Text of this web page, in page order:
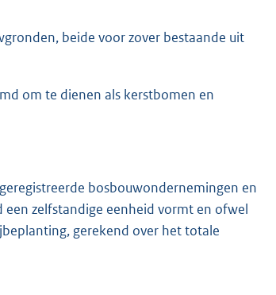
beide voor zover bestaande uit
om te dienen als kerstbomen en
bosbouwondernemingen en
zelfstandige eenheid vormt en ofwel
gerekend over het totale